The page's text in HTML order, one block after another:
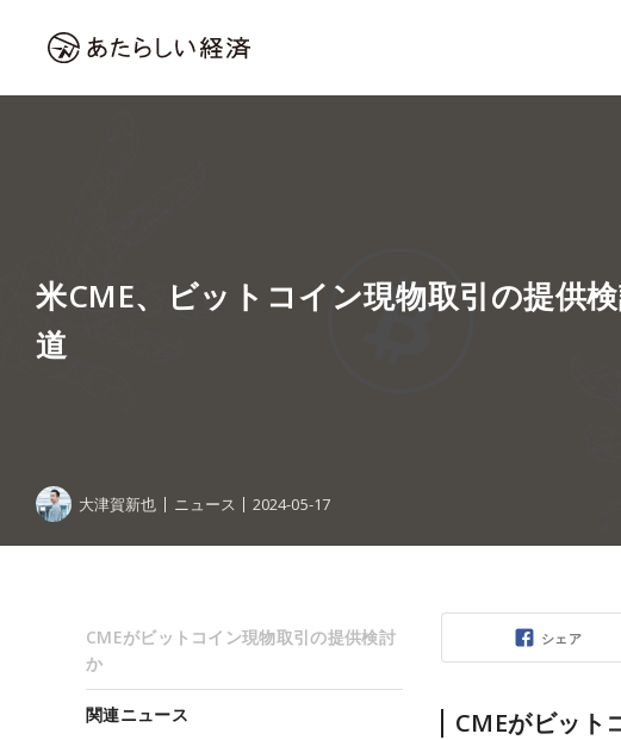
米CME、ビットコイン現物取引の提供
道
大津賀新也 ニュース 2024-05-17
シェア
CMEがビット
CMEがビットコイン現物取引の提供検討
か
関連ニュース